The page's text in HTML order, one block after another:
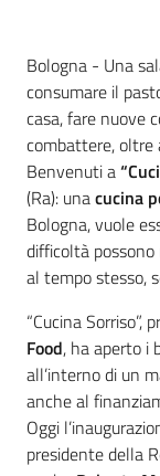
Contenuto
Bologna - Una
consumare il
casa, fare nuove
combattere, oltre
Benvenuti a
(Ra): unacucina
Bologna, vuole
difficoltà
al tempo stesso,
“Cucina
Food, ha aperto i
all’interno di un
anche al
Oggi
presidente della